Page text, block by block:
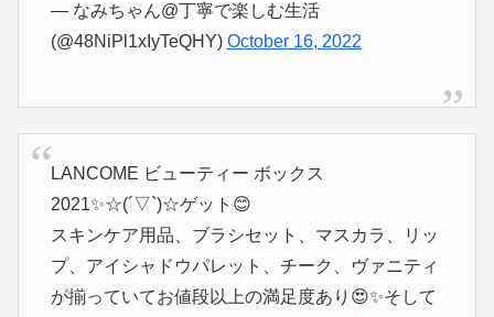
— なみちゃん@丁寧で楽しむ生活
(@48NiPl1xIyTeQHY) October 16, 2022
LANCOME ビューティー ボックス
2021✨☆(´▽`)☆ゲット😊
スキンケア用品、ブラシセット、マスカラ、リッ
プ、アイシャドウパレット、チーク、ヴァニティ
が揃っていてお値段以上の満足度あり😍✨そして